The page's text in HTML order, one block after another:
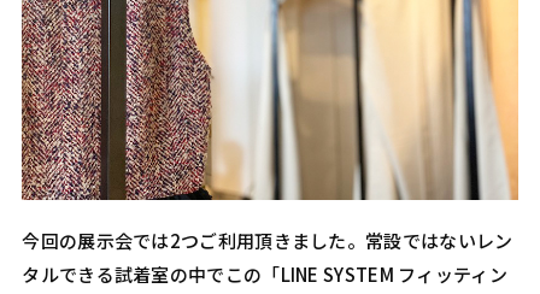
今回の展示会では2つご利用頂きました。常設ではないレン
タルできる試着室の中でこの「LINE SYSTEM フィッティン